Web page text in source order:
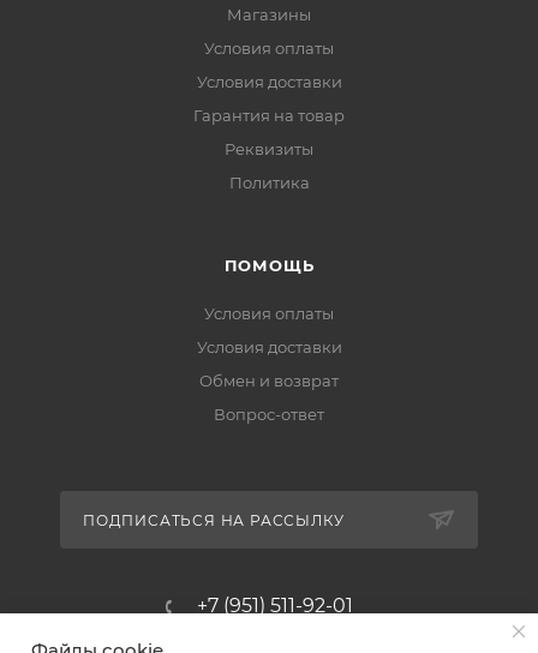
Магазины
Условия оплаты
Условия доставки
Гарантия на товар
Реквизиты
Политика
ПОМОЩЬ
Условия оплаты
Условия доставки
Обмен и возврат
Вопрос-ответ
ПОДПИСАТЬСЯ НА РАССЫЛКУ
+7 (951) 511-92-01